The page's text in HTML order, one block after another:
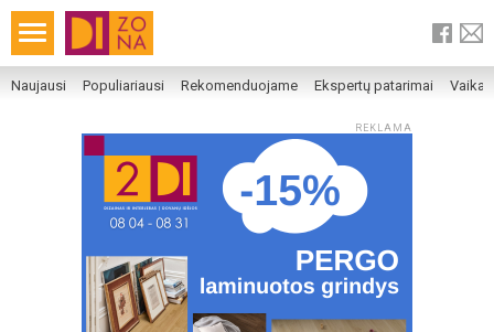
Naujausi Populiariausi Rekomenduojame Ekspertų patarimai
REKLAMA